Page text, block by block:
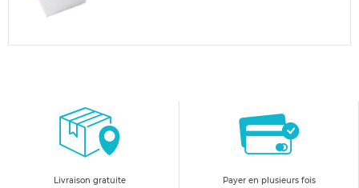
Livraison gratuite
Payer en plusieurs fois